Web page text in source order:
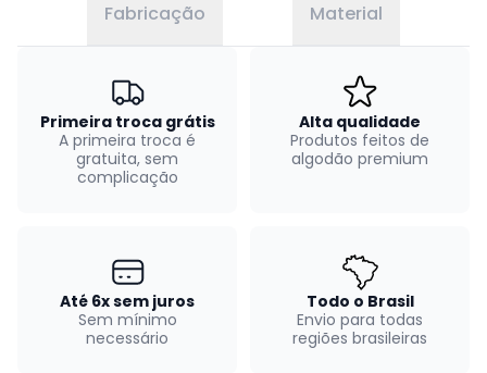
Fabricação Material
Primeira troca grátis
A primeira troca é
gratuita, sem
complicação
Alta qualidade
Produtos feitos de
algodão premium
Até 6x sem juros
Sem mínimo
necessário
Todo o Brasil
Envio para todas
regiões brasileiras